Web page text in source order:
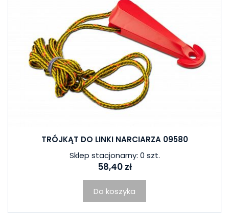
TRÓJKĄT DO LINKI NARCIARZA 09580
Sklep stacjonarny: 0 szt.
58,40 zł
Do koszyka